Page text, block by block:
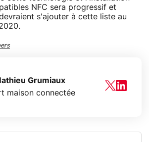
NFC sera progressif et
s'ajouter à cette liste au
Grumiaux
maison connectée